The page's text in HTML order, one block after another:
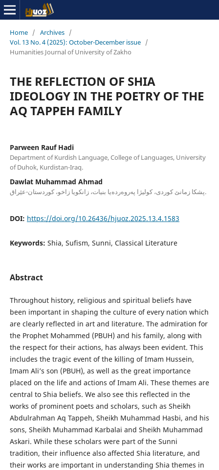
Home / Archives /
Vol. 13 No. 4 (2025): October-December issue /
Humanities Journal of University of Zakho
THE REFLECTION OF SHIA
IDEOLOGY IN THE POETRY OF THE
AQ TAPPEH FAMILY
Parween Rauf Hadi
Department of Kurdish Language, College of Languages, University
of Duhok, Kurdistan-Iraq.
Dawlat Muhammad Ahmad
پشكا زمانێ كوردی، كولیژا په‌روه‌رده‌یا بنیات، زانكویا زاخو، کوردستان-عێراق.
DOI: https://doi.org/10.26436/hjuoz.2025.13.4.1583
Keywords: Shia, Sufism, Sunni, Classical Literature
Abstract
Throughout history, religious and spiritual beliefs have
been important in shaping the culture of every nation which
are clearly reflected in art and literature. The admiration for
the Prophet Mohammed (PBUH) and his family, along with
the respect for their actions, has always been evident. This
includes the tragic event of the killing of Imam Hussein,
Imam Ali’s son (PBUH), as well as the great importance
placed on the life and actions of Imam Ali. These themes are
central to Shia beliefs. We also see this reflected in the
works of prominent poets and scholars, such as Sheikh
Abdulrahman Aq Tappeh, Sheikh Muhammad Hasbi, and his
sons, Sheikh Muhammad Karbalai and Sheikh Muhammad
Askari. While these scholars were part of the Sunni
tradition, their influence also affected Shia literature, and
their works are important in understanding Shia themes in